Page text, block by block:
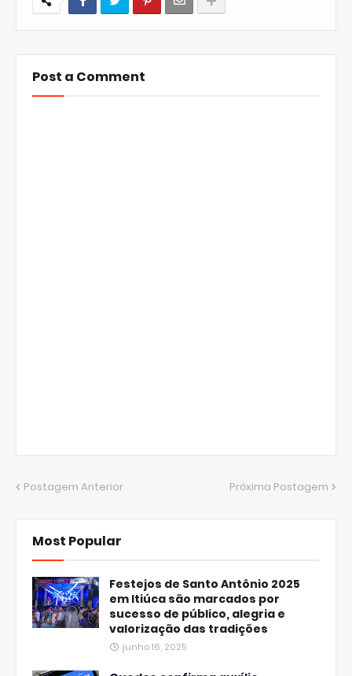
Post a Comment
Postagem Anterior Próxima Postagem
Most Popular
Festejos de Santo Antônio 2025
em Itiúca são marcados por
sucesso de público, alegria e
valorização das tradições
junho 16, 2025